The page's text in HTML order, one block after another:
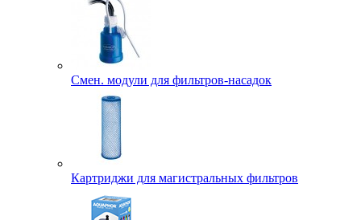
Смен. модули для фильтров-насадок
Картриджи для магистральных фильтров